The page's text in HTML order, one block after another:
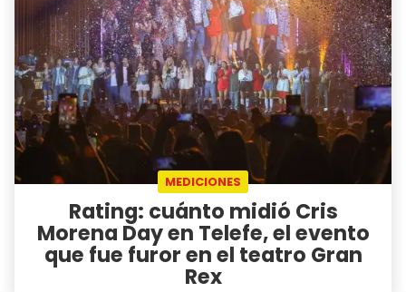
MEDICIONES
Rating: cuánto midió Cris
Morena Day en Telefe, el evento
que fue furor en el teatro Gran
Rex